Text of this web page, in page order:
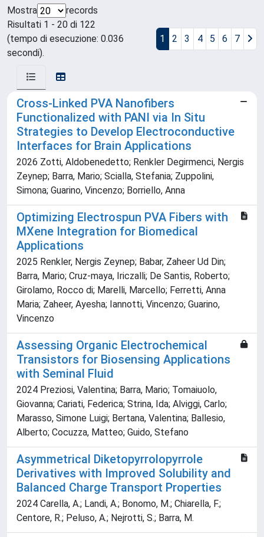
Mostra
records
Risultati 1 - 20 di 122
(tempo di esecuzione: 0.036
secondi).
1 2 3 4 5 6 7
Cross-Linked PVA Nanofibers
Functionalized with PANI via In Situ
Strategies to Develop Electroconductive
Interfaces for Brain Applications
2026 Zotti, Aldobenedetto; Renkler Degirmenci, Nergis
Zeynep; Barra, Mario; Scialla, Stefania; Zuppolini,
Simona; Guarino, Vincenzo; Borriello, Anna
Optimizing Electrospun PVA Fibers with
MXene Integration for Biomedical
Applications
2025 Renkler, Nergis Zeynep; Babar, Zaheer Ud Din;
Barra, Mario; Cruz‐maya, Iriczalli; De Santis, Roberto;
Girolamo, Rocco di; Marelli, Marcello; Ferretti, Anna
Maria; Zaheer, Ayesha; Iannotti, Vincenzo; Guarino,
Vincenzo
Assessing Organic Electrochemical
Transistors for Biosensing Applications
with Seminal Fluid
2024 Preziosi, Valentina; Barra, Mario; Tomaiuolo,
Giovanna; Cariati, Federica; Strina, Ida; Alviggi, Carlo;
Marasso, Simone Luigi; Bertana, Valentina; Ballesio,
Alberto; Cocuzza, Matteo; Guido, Stefano
Asymmetrical Diketopyrrolopyrrole
Derivatives with Improved Solubility and
Balanced Charge Transport Properties
2024 Carella, A.; Landi, A.; Bonomo, M.; Chiarella, F.;
Centore, R.; Peluso, A.; Nejrotti, S.; Barra, M.